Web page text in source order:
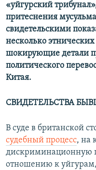
«уйгурский
притеснения
свидетельскими
несколько
шокирующие детали
политического
Китая.
СВИДЕТЕЛЬСТВА
В суде в британской
судебный процесс, на
дискриминационную
отношению к